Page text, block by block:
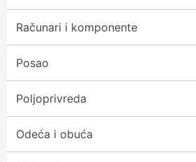
Računari i komponente
Posao
Poljoprivreda
Odeća i obuća